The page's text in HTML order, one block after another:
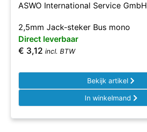
ASWO International Service GmbH
2,5mm Jack-steker Bus mono
Direct leverbaar
€ 3,12 incl. BTW
Bekijk artikel
In winkelmand